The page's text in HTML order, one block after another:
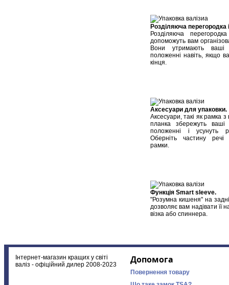
Розділяюча перегородка
Розділяюча
допоможуть вам
Вони утримають ваші
положенні навіть, якщо
кінця.
Аксесуари для упаковки.
Аксесуари, такі як рамка
планка збережуть
положенні і усунуть
Оберніть частину речі
рамки.
Функція Smart sleeve.
"Розумна кишеня" на
дозволяє вам надівати її
візка або спиннера.
Інтернет-магазин кращих у світі
валіз - офіційний дилер 2008-2023
Допомога
Повернення товару